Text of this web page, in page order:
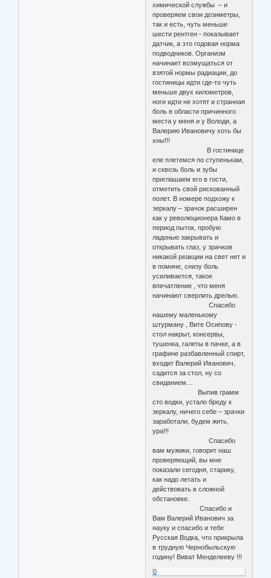
химической службы – и
проверяем свои дозиметры,
так и есть, чуть меньше
шести рентген - показывает
датчик, а это годовая норма
подводников. Организм
начинает возмущаться от
взятой нормы радиации, до
гостиницы идти где-то чуть
меньше двух километров,
ноги идти не хотят и странная
боль в области причинного
места у меня и у Володи, а
Валерию Ивановичу хоть бы
хны!!!
В гостинице
еле плетемся по ступенькам,
и сквозь боль и зубы
приглашаем его в гости,
отметить свой рискованный
полет. В номере подхожу к
зеркалу – зрачок расширен
как у революционера Камо в
период пыток, пробую
ладонью закрывать и
открывать глаз, у зрачков
никакой реакции на свет нет и
в помине, снизу боль
усиливается, такое
впечатление , что меня
начинают сверлить дрелью.
Спасибо
нашему маленькому
штурману , Вите Осипову -
стол накрыт, консервы,
тушенка, галеты в пачке, а в
графине разбавленный спирт,
входит Валерий Иванович,
садится за стол, ну со
свиданием…
Выпив грамм
сто водки, устало бреду к
зеркалу, ничего себе – зрачки
заработали, будем жить,
ура!!!
Спасибо
вам мужики, говорит наш
проверяющий, вы мне
показали сегодня, старику,
как надо летать и
действовать в сложной
обстановке.
Спасибо и
Вам Валерий Иванович за
науку и спасибо и тебе
Русская Водка, что прикрыла
в трудную Чернобыльскую
годину! Виват Менделееву !!!
0